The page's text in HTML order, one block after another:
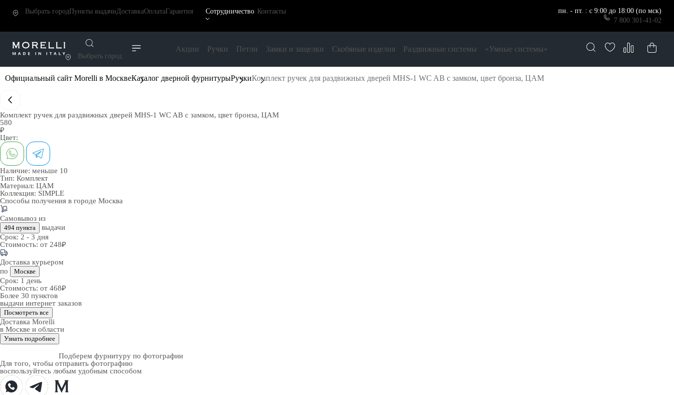
Выбрать городПункты выдачиДоставкаОплатаГарантия Сотрудничество Контакты
пн. - пт. : с 9:00 до 18:00 (по мск)
7 800 301-41-02
Выбрать город
Акции Ручки Петли Замки и защелки Скобяные изделия Раздвижные системы «Умные системы»
Официальный сайт Morelli в МосквеКаталог дверной фурнитурыРучкиКомплект ручек для раздвижных дверей MHS-1 WC AB с замком, цвет бронза, ЦАМ
Комплект ручек для раздвижных дверей MHS-1 WC AB с замком, цвет бронза, ЦАМ
580
₽
Цвет:
Наличие: меньше 10
Тип: Комплект
Материал: ЦАМ
Коллекция: SIMPLE
Способы получения в городе Москва
Самовывоз из
494 пункта
выдачи
Срок: 2 - 3 дня
Стоимость: от 248₽
Доставка курьером
по
Москве
Срок: 1 день
Стоимость: от 468₽
Более 30 пунктов
выдачи интернет заказов
Посмотреть все
Доставка Morelli
в Москве и области
Узнать подробнее
Подберем фурнитуру по фотографии
Для того, чтобы отправить фотографию
воспользуйтесь любым удобным способом